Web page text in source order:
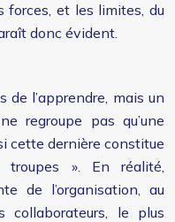
forces, et les limites, du
donc évident.
de l’apprendre, mais un
regroupe pas qu’une
cette dernière constitue
». En réalité,
de l’organisation, au
collaborateurs, le plus